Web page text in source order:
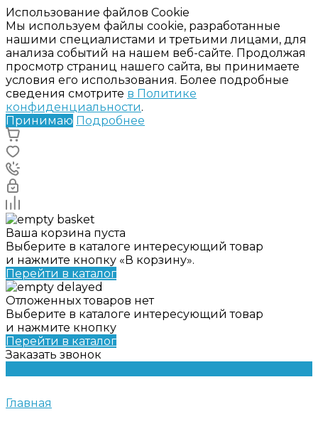
Использование файлов Cookie
Мы используем файлы cookie, разработанные
нашими специалистами и третьими лицами, для
анализа событий на нашем веб-сайте. Продолжая
просмотр страниц нашего сайта, вы принимаете
условия его использования. Более подробные
сведения смотрите в Политике
конфиденциальности.
Принимаю Подробнее
Ваша корзина пуста
Выберите в каталоге интересующий товар
и нажмите кнопку «В корзину».
Перейти в каталог
Отложенных товаров нет
Выберите в каталоге интересующий товар
и нажмите кнопку
Перейти в каталог
Заказать звонок
Главная